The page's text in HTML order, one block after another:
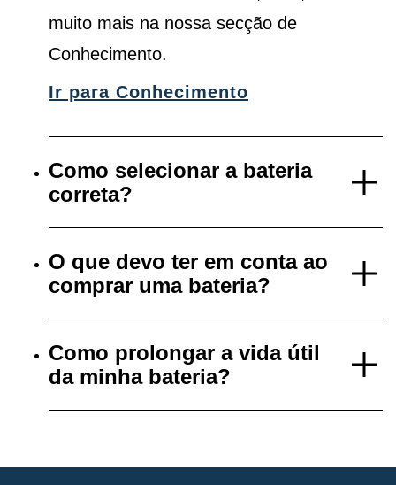
muito mais na nossa secção de
Conhecimento.
Ir para Conhecimento
Como selecionar a bateria
correta?
O que devo ter em conta ao
comprar uma bateria?
Como prolongar a vida útil
da minha bateria?